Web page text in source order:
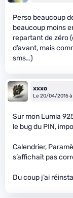
Perso beaucoup
beaucoup moins
repartant de zéro
d’avant, mais
sms…)
xxxo
Le 20/04/2015 à
Sur mon Lumia
le bug du PIN,
Calendrier,
s’affichait pas
Du coup j’ai